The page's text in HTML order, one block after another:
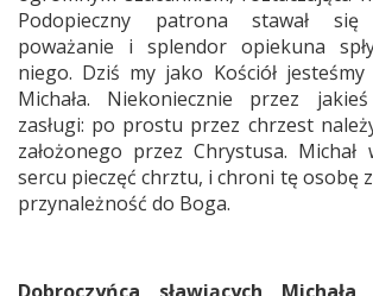
Podopieczny patrona stawał
poważanie i splendor opiekuna
niego. Dziś my jako Kościół jesteśmy
Michała. Niekoniecznie przez
zasługi: po prostu przez chrzest
założonego przez Chrystusa.
sercu pieczęć chrztu, i chroni tę osobę
przynależność do Boga.